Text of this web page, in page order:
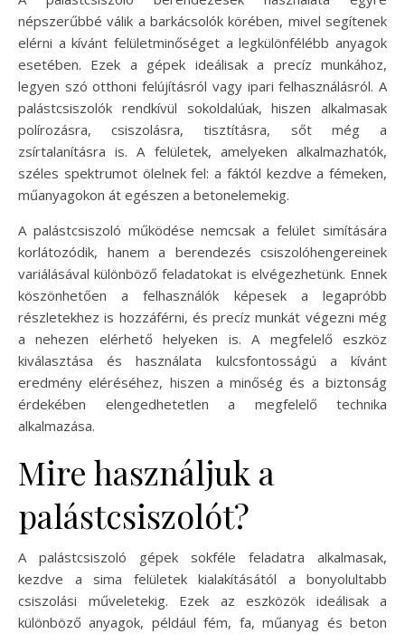
népszerűbbé válik a barkácsolók körében, mivel segítenek
elérni a kívánt felületminőséget a legkülönfélébb anyagok
esetében. Ezek a gépek ideálisak a precíz munkához,
legyen szó otthoni felújításról vagy ipari felhasználásról. A
palástcsiszolók rendkívül sokoldalúak, hiszen alkalmasak
polírozásra, csiszolásra, tisztításra, sőt még a
zsírtalanításra is. A felületek, amelyeken alkalmazhatók,
széles spektrumot ölelnek fel: a fáktól kezdve a fémeken,
műanyagokon át egészen a betonelemekig.
A palástcsiszoló működése nemcsak a felület simítására
korlátozódik, hanem a berendezés csiszolóhengereinek
variálásával különböző feladatokat is elvégezhetünk. Ennek
köszönhetően a felhasználók képesek a legapróbb
részletekhez is hozzáférni, és precíz munkát végezni még
a nehezen elérhető helyeken is. A megfelelő eszköz
kiválasztása és használata kulcsfontosságú a kívánt
eredmény eléréséhez, hiszen a minőség és a biztonság
érdekében elengedhetetlen a megfelelő technika
alkalmazása.
Mire használjuk a
palástcsiszolót?
A palástcsiszoló gépek sokféle feladatra alkalmasak,
kezdve a sima felületek kialakításától a bonyolultabb
csiszolási műveletekig. Ezek az eszközök ideálisak a
különböző anyagok, például fém, fa, műanyag és beton